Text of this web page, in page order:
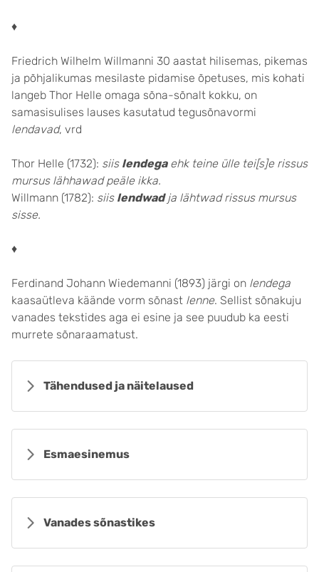
♦
Friedrich Wilhelm Willmanni 30 aastat hilisemas, pikemas
ja põhjalikumas mesilaste pidamise õpetuses, mis kohati
langeb Thor Helle omaga sõna-sõnalt kokku, on
samasisulises lauses kasutatud tegusõnavormi
lendavad, vrd
Thor Helle (1732): siis lendegaehk teine ülle tei[s]e rissus
mursus lähhawad peäle ikka.
Willmann (1782): siis lendwadja lähtwad rissus mursus
sisse.
♦
Ferdinand Johann Wiedemanni (1893) järgi on lendega
kaasaütleva käände vorm sõnast lenne. Sellist sõnakuju
vanades tekstides aga ei esine ja see puudub ka eesti
murrete sõnaraamatust.
Tähendused ja näitelaused
Esmaesinemus
Vanades sõnastikes